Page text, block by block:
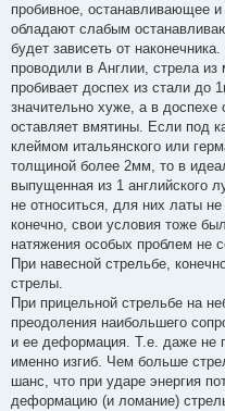
пробивное, останавливающее
обладают слабым
будет зависеть от
проводили в Англии, стрела из
пробивает доспех из стали
значительно хуже, а в доспехе
оставляет вмятины. Если под
клеймом итальянского или
толщиной более 2мм, то в
выпущенная из 1 английского
не относиться, для них латы
конечно, свои условия тоже
натяжения особых проблем не
При навесной стрельбе,
стрелы.
При прицельной стрельбе на
преодоления наибольшего
и ее деформация. Т.е. даже не
именно изгиб. Чем больше
шанс, что при ударе энергия
деформацию (и ломание)